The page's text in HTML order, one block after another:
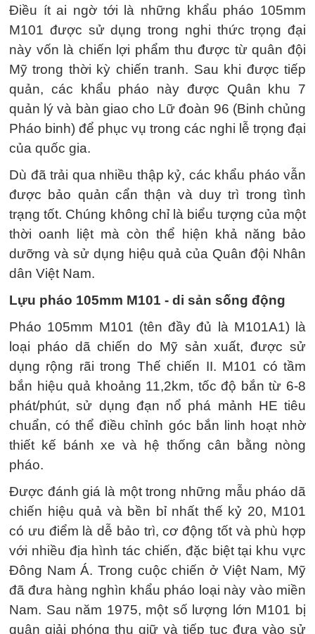
Điều ít ai ngờ tới là những khẩu pháo 105mm
M101 được sử dụng trong nghi thức trọng đại
này vốn là chiến lợi phẩm thu được từ quân đội
Mỹ trong thời kỳ chiến tranh. Sau khi được tiếp
quản, các khẩu pháo này được Quân khu 7
quản lý và bàn giao cho Lữ đoàn 96 (Binh chủng
Pháo binh) để phục vụ trong các nghi lễ trọng đại
của quốc gia.
Dù đã trải qua nhiều thập kỷ, các khẩu pháo vẫn
được bảo quản cẩn thận và duy trì trong tình
trạng tốt. Chúng không chỉ là biểu tượng của một
thời oanh liệt mà còn thể hiện khả năng bảo
dưỡng và sử dụng hiệu quả của Quân đội Nhân
dân Việt Nam.
Lựu pháo 105mm M101 - di sản sống động
Pháo 105mm M101 (tên đầy đủ là M101A1) là
loại pháo dã chiến do Mỹ sản xuất, được sử
dụng rộng rãi trong Thế chiến II. M101 có tầm
bắn hiệu quả khoảng 11,2km, tốc độ bắn từ 6-8
phát/phút, sử dụng đạn nổ phá mảnh HE tiêu
chuẩn, có thể điều chỉnh góc bắn linh hoạt nhờ
thiết kế bánh xe và hệ thống cân bằng nòng
pháo.
Được đánh giá là một trong những mẫu pháo dã
chiến hiệu quả và bền bỉ nhất thế kỷ 20, M101
có ưu điểm là dễ bảo trì, cơ động tốt và phù hợp
với nhiều địa hình tác chiến, đặc biệt tại khu vực
Đông Nam Á. Trong cuộc chiến ở Việt Nam, Mỹ
đã đưa hàng nghìn khẩu pháo loại này vào miền
Nam. Sau năm 1975, một số lượng lớn M101 bị
quân giải phóng thu giữ và tiếp tục đưa vào sử